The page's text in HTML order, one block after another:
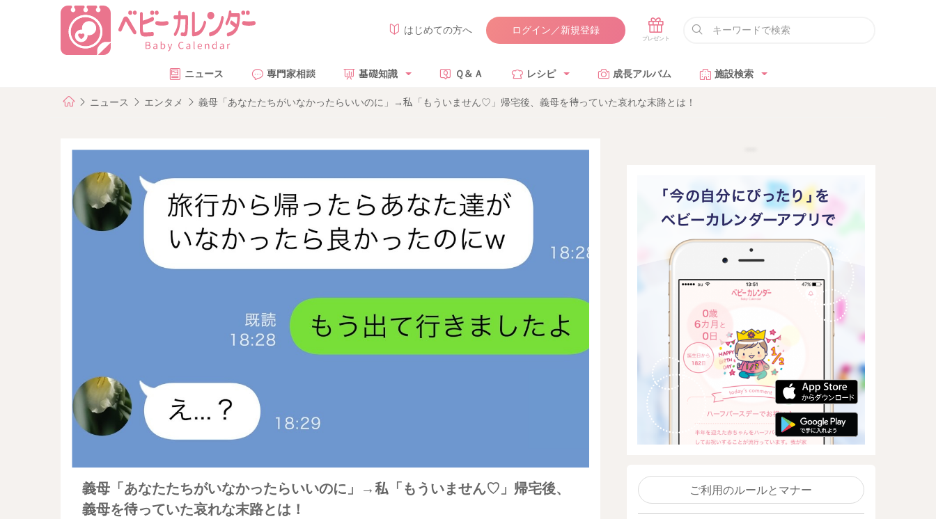
はじめての方へ ログイン／新規登録
ニュース 専門家相談 基礎知識 Ｑ＆Ａ レシピ 成長アルバム 施設検索
ニュース エンタメ 義母「あなたたちがいなかったらいいのに」→私「もういません♡」帰宅後、義母を待っていた哀れな末路とは！
義母「あなたたちがいなかったらいいのに」→私「もういません♡」帰宅後、
義母を待っていた哀れな末路とは！
ご利用のルールとマナー